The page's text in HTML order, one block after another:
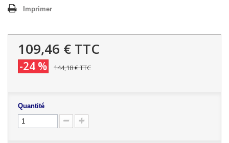
Imprimer
109,46 € TTC
-24 % 144,18 €TTC
Quantité